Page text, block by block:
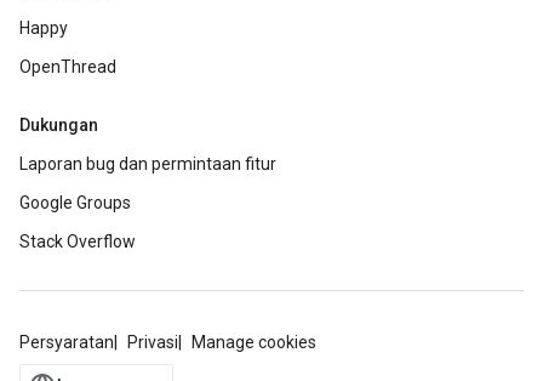
Happy
OpenThread
Dukungan
Laporan bug dan permintaan fitur
Google Groups
Stack Overflow
Persyaratan Privasi Manage cookies